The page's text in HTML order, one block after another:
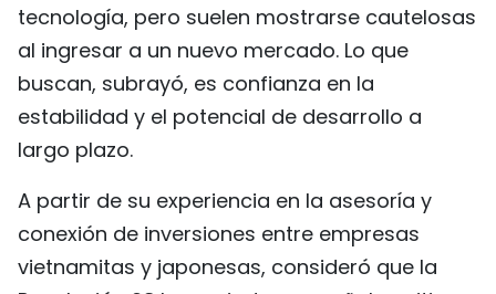
tecnología, pero suelen mostrarse cautelosas
al ingresar a un nuevo mercado. Lo que
buscan, subrayó, es confianza en la
estabilidad y el potencial de desarrollo a
largo plazo.
A partir de su experiencia en la asesoría y
conexión de inversiones entre empresas
vietnamitas y japonesas, consideró que la